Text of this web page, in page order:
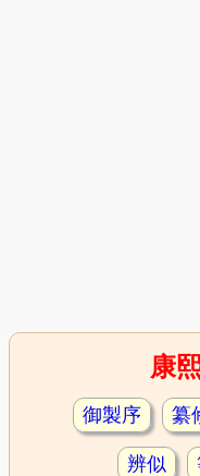
康
御製序 纂
辨似